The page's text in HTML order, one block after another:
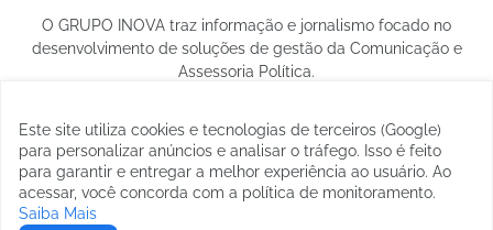
O GRUPO INOVA traz informação e jornalismo focado no
desenvolvimento de soluções de gestão da Comunicação e
Assessoria Política.
Este site utiliza cookies e tecnologias de terceiros (Google)
para personalizar anúncios e analisar o tráfego. Isso é feito
para garantir e entregar a melhor experiência ao usuário. Ao
acessar, você concorda com a política de monitoramento.
Saiba Mais